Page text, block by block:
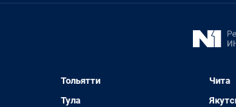
Тольятти
Тула
Чита